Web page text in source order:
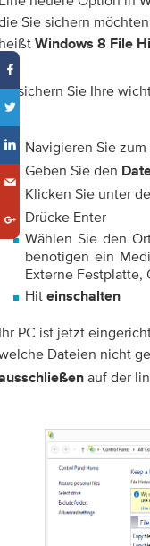
Sie sichern
Windows 8 File
sichern Sie Ihre
Navigieren Sie zum
Geben Sie den
Klicken Sie unter
Drücke Enter
Wählen Sie den
benötigen ein
Externe Festplatte,
Hit einschalten
PC ist jetzt
Dateien nicht
auf der